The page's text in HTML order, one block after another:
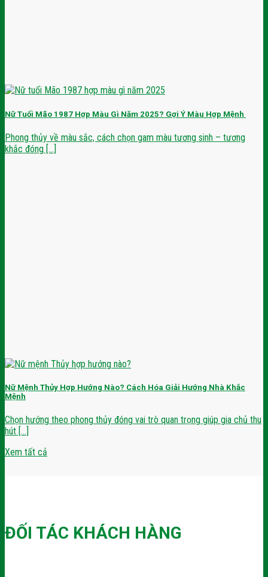
Nữ Tuổi Mão 1987 Hợp Màu Gì Năm 2025? Gợi Ý Màu Hợp Mệnh
Phong thủy về màu sắc, cách chọn gam màu tương sinh – tương
khắc đóng [...]
Nữ Mệnh Thủy Hợp Hướng Nào? Cách Hóa Giải Hướng Nhà Khắc
Mệnh
Chọn hướng theo phong thủy đóng vai trò quan trọng giúp gia chủ thu
hút [...]
Xem tất cả
ĐỐI TÁC KHÁCH HÀNG